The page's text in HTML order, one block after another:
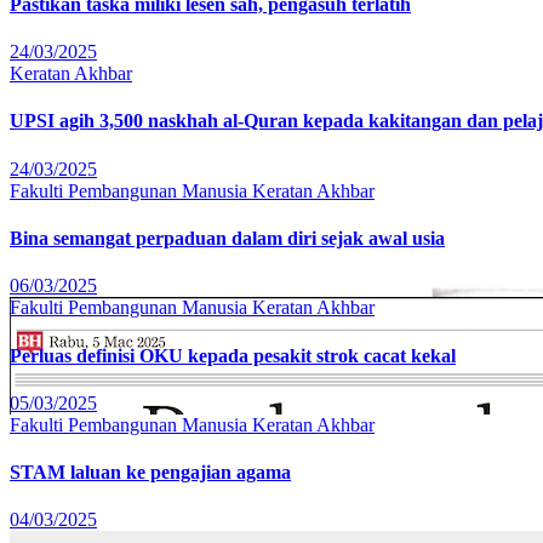
Pastikan taska miliki lesen sah, pengasuh terlatih
24/03/2025
Keratan Akhbar
UPSI agih 3,500 naskhah al-Quran kepada kakitangan dan
24/03/2025
Fakulti Pembangunan Manusia Keratan Akhbar
Bina semangat perpaduan dalam diri sejak awal usia
06/03/2025
Fakulti Pembangunan Manusia Keratan Akhbar
Perluas definisi OKU kepada pesakit strok cacat kekal
05/03/2025
Fakulti Pembangunan Manusia Keratan Akhbar
STAM laluan ke pengajian agama
04/03/2025